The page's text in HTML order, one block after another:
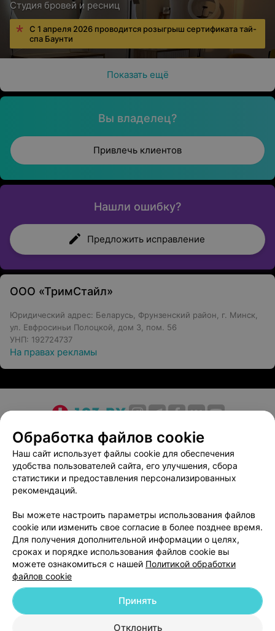
Студия бровей и ресниц
С 1 апреля 2026 проводится розыгрыш сертификата тай-
спа Баунти
Показать ещё
Вы владелец?
Привлечь клиентов
Нашли ошибку?
Предложить исправление
ООО «ТримСтайл»
Юридический адрес: Беларусь, Фрунзенский район, г. Минск,
ул. Евфросиньи Полоцкой, дом 3, пом. 56
УНП: 192724737
На правах рекламы
О проекте Новости проекта
Размещение рекламы
Медицинский маркетинг
Публичный договор
Пользовательское соглашение
Способы оплаты
Вакансии
Партнеры
Написать в поддержку
Персональные настройки cookie
Обработка персональных данных
Обработка файлов cookie
Наш сайт использует файлы cookie для обеспечения
удобства пользователей сайта, его улучшения, сбора
статистики и предоставления персонализированных
рекомендаций.
Вы можете настроить параметры использования файлов
cookie или изменить свое согласие в более позднее время.
Для получения дополнительной информации о целях,
сроках и порядке использования файлов cookie вы
можете ознакомиться с нашей Политикой обработки
файлов cookie
Отклонить
Принять